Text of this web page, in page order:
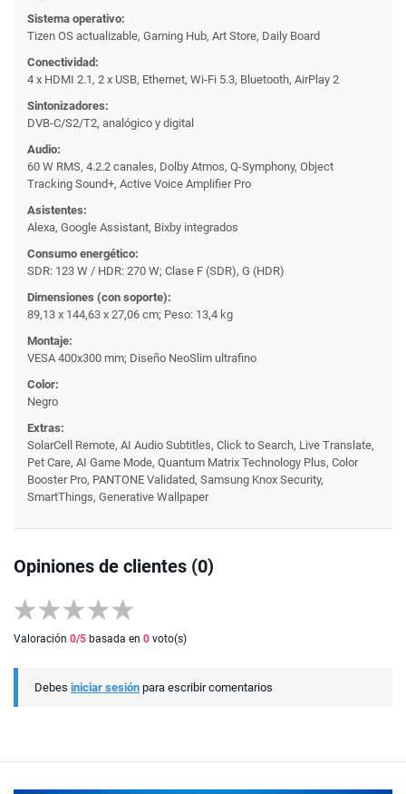
Sistema operativo:
Tizen OS actualizable, Gaming Hub, Art Store, Daily Board
Conectividad:
4 x HDMI 2.1, 2 x USB, Ethernet, Wi-Fi 5.3, Bluetooth, AirPlay 2
Sintonizadores:
DVB-C/S2/T2, analógico y digital
Audio:
60 W RMS, 4.2.2 canales, Dolby Atmos, Q-Symphony, Object
Tracking Sound+, Active Voice Amplifier Pro
Asistentes:
Alexa, Google Assistant, Bixby integrados
Consumo energético:
SDR: 123 W / HDR: 270 W; Clase F (SDR), G (HDR)
Dimensiones (con soporte):
89,13 x 144,63 x 27,06 cm; Peso: 13,4 kg
Montaje:
VESA 400x300 mm; Diseño NeoSlim ultrafino
Color:
Negro
Extras:
SolarCell Remote, AI Audio Subtitles, Click to Search, Live Translate,
Pet Care, AI Game Mode, Quantum Matrix Technology Plus, Color
Booster Pro, PANTONE Validated, Samsung Knox Security,
SmartThings, Generative Wallpaper
Opiniones de clientes (0)
Valoración 0/5 basada en 0 voto(s)
Debes iniciar sesión para escribir comentarios